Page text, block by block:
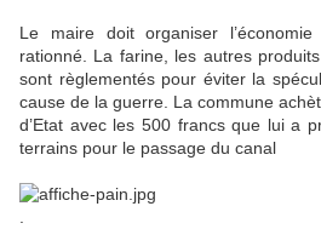
Le maire doit organiser
rationné. La farine, les autres
sont règlementés pour éviter la
cause de la guerre. La commune
d’Etat avec les 500 francs que lui a
terrains pour le passage du canal